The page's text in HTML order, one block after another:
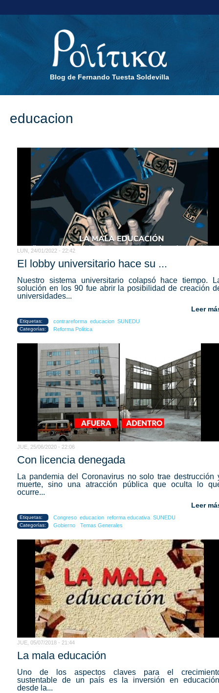
Blog de Fernando Tuesta Soldevilla
educacion
LUN, 24/01/2022 - 22:42
El lobby universitario hace su ...
Nuestro sistema universitario colapsó hace tiempo.
solución en los 90 fue abrir la posibilidad de creación
universidades...
Leer
Etiquetas: contrareforma educacion SUNEDU
Categorías: Reforma Política
JUE, 25/06/2020 - 22:06
Con licencia denegada
La pandemia del Coronavirus no solo trae destrucción
muerte, sino una atracción pública que oculta lo
ocurre...
Leer
Etiquetas: Congreso educacion reforma educativa SUNEDU
Categorías: Gobierno Temas Generales
JUE, 05/07/2018 - 21:44
La mala educación
Uno de los aspectos claves para el
sustentable de un país es la inversión en
desde la...